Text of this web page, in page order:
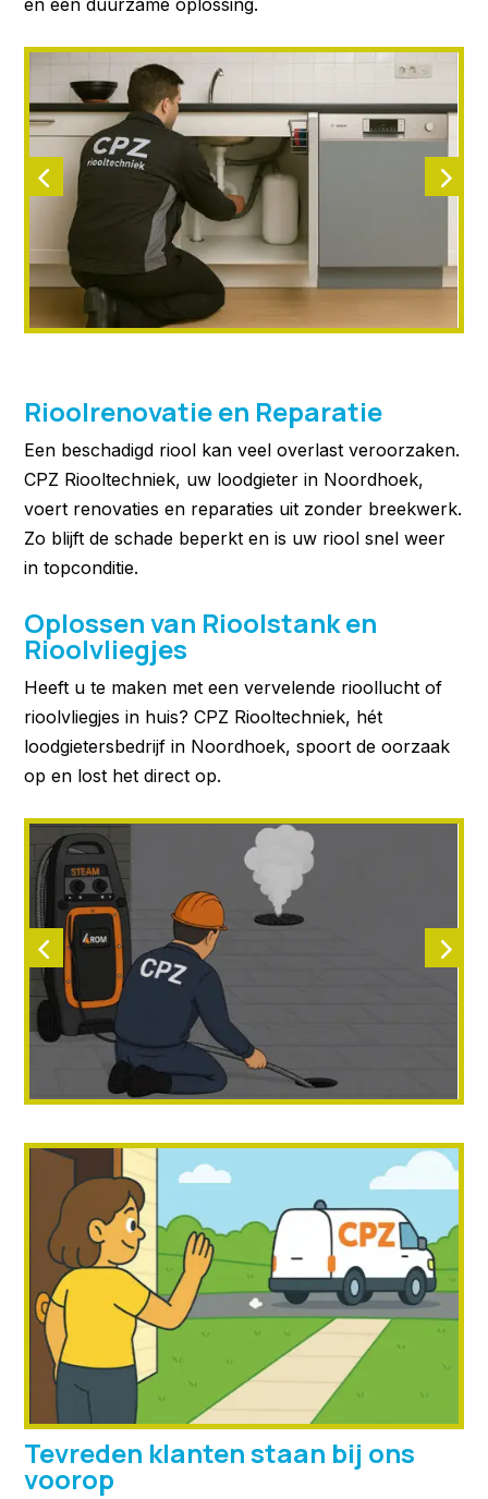
Rioolrenovatie en Reparatie
Een beschadigd riool kan veel overlast veroorzaken.
CPZ Riooltechniek, uw loodgieter in Noordhoek,
voert renovaties en reparaties uit zonder breekwerk.
Zo blijft de schade beperkt en is uw riool snel weer
in topconditie.
Oplossen van Rioolstank en
Rioolvliegjes
Heeft u te maken met een vervelende rioollucht of
rioolvliegjes in huis? CPZ Riooltechniek, hét
loodgietersbedrijf in Noordhoek, spoort de oorzaak
op en lost het direct op.
Tevreden klanten staan bij ons
voorop